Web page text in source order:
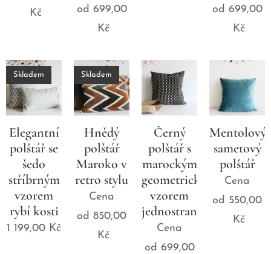
Kč
od 699,00
Kč
od 699,00
Kč
Elegantní
polštář se
šedo
stříbrným
vzorem
rybí kosti
Skladem
1 199,00 Kč
Hnědý
polštář
Maroko v
retro stylu
Skladem
Cena
od 850,00
Kč
Černý
polštář s
marockým
geometrickým
vzorem
jednostranný
Cena
od 699,00
Mentolový
sametový
polštář
Cena
od 550,00
Kč